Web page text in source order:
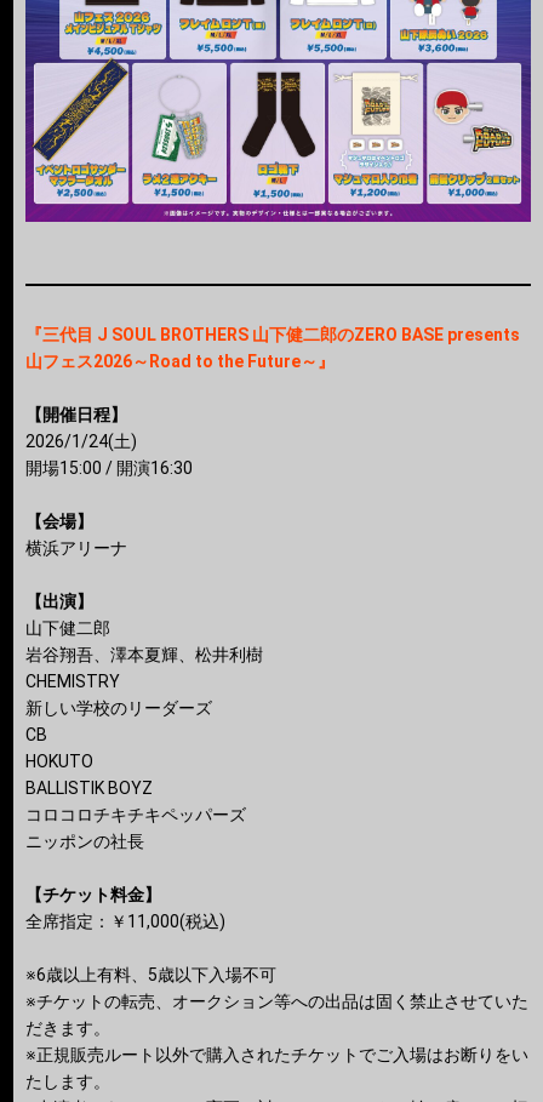
『三代目 J SOUL BROTHERS 山下健二郎のZERO BASE presents
山フェス2026～Road to the Future～』
【開催日程】
2026/1/24(土)
開場15:00 / 開演16:30
【会場】
横浜アリーナ
【出演】
山下健二郎
岩谷翔吾、澤本夏輝、松井利樹
CHEMISTRY
新しい学校のリーダーズ
CB
HOKUTO
BALLISTIK BOYZ
コロコロチキチキペッパーズ
ニッポンの社長
【チケット料金】
全席指定：￥11,000(税込)
※6歳以上有料、5歳以下入場不可
※チケットの転売、オークション等への出品は固く禁止させていた
だきます。
※正規販売ルート以外で購入されたチケットでご入場はお断りをい
たします。